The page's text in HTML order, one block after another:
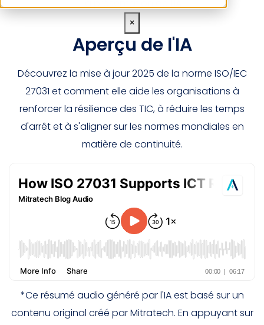
×
Aperçu de l'IA
Découvrez la mise à jour 2025 de la norme ISO/IEC
27031 et comment elle aide les organisations à
renforcer la résilience des TIC, à réduire les temps
d'arrêt et à s'aligner sur les normes mondiales en
matière de continuité.
*Ce résumé audio généré par l'IA est basé sur un
contenu original créé par Mitratech. En appuyant sur